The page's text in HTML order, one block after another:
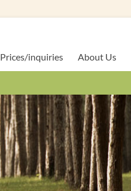
Prices/inquiries About Us